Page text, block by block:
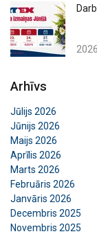
Arhīvs
Jūlijs 2026
Jūnijs 2026
Maijs 2026
Aprīlis 2026
Marts 2026
Februāris 2026
Janvāris 2026
Decembris 2025
Novembris 2025